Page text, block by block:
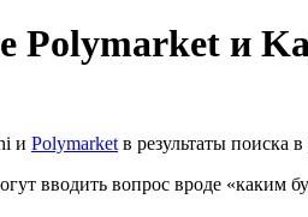
Polymarket и
и Polymarket в результаты поиска
вводить вопрос вроде